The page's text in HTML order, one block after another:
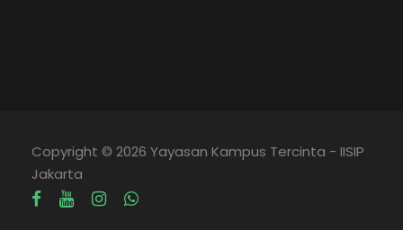
Copyright © 2026 Yayasan Kampus Tercinta - IISIP
Jakarta